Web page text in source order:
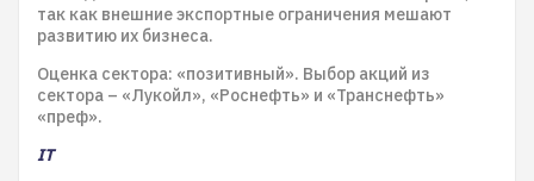
так как внешние экспортные ограничения мешают
развитию их бизнеса.
Оценка сектора: «позитивный». Выбор акций из
сектора – «Лукойл», «Роснефть» и «Транснефть»
«преф».
IT